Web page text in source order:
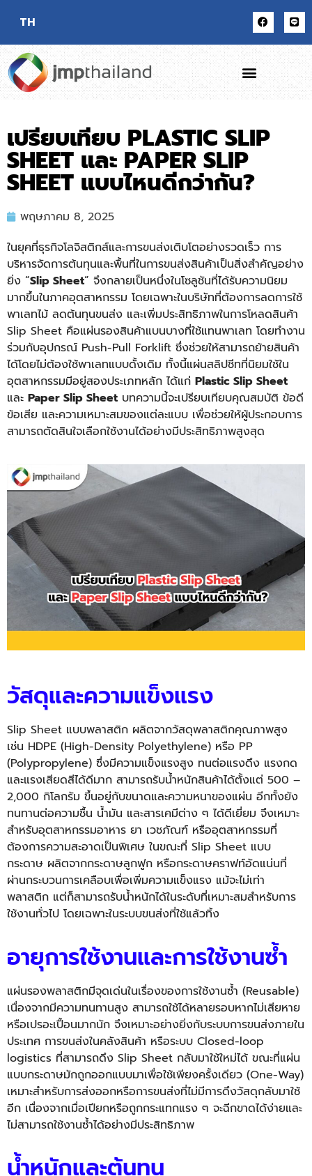
TH
เปรียบเทียบ PLASTIC SLIP
SHEET และ PAPER SLIP
SHEET แบบไหนดีกว่ากัน?
พฤษภาคม 8, 2025
ในยุคที่ธุรกิจโลจิสติกส์และการขนส่งเติบโตอย่างรวดเร็ว การ
บริหารจัดการต้นทุนและพื้นที่ในการขนส่งสินค้าเป็นสิ่งสำคัญอย่าง
ยิ่ง “Slip Sheet” จึงกลายเป็นหนึ่งในโซลูชันที่ได้รับความนิยม
มากขึ้นในภาคอุตสาหกรรม โดยเฉพาะในบริษัทที่ต้องการลดการใช้
พาเลทไม้ ลดต้นทุนขนส่ง และเพิ่มประสิทธิภาพในการโหลดสินค้า
Slip Sheet คือแผ่นรองสินค้าแบนบางที่ใช้แทนพาเลท โดยทำงาน
ร่วมกับอุปกรณ์ Push-Pull Forklift ซึ่งช่วยให้สามารถย้ายสินค้า
ได้โดยไม่ต้องใช้พาเลทแบบดั้งเดิม ทั้งนี้แผ่นสลิปชีทที่นิยมใช้ใน
อุตสาหกรรมมีอยู่สองประเภทหลัก ได้แก่ Plastic Slip Sheet
และ Paper Slip Sheet บทความนี้จะเปรียบเทียบคุณสมบัติ ข้อดี
ข้อเสีย และความเหมาะสมของแต่ละแบบ เพื่อช่วยให้ผู้ประกอบการ
สามารถตัดสินใจเลือกใช้งานได้อย่างมีประสิทธิภาพสูงสุด
วัสดุและความแข็งแรง
Slip Sheet แบบพลาสติก ผลิตจากวัสดุพลาสติกคุณภาพสูง
เช่น HDPE (High-Density Polyethylene) หรือ PP
(Polypropylene) ซึ่งมีความแข็งแรงสูง ทนต่อแรงดึง แรงกด
และแรงเสียดสีได้ดีมาก สามารถรับน้ำหนักสินค้าได้ตั้งแต่ 500 –
2,000 กิโลกรัม ขึ้นอยู่กับขนาดและความหนาของแผ่น อีกทั้งยัง
ทนทานต่อความชื้น น้ำมัน และสารเคมีต่าง ๆ ได้ดีเยี่ยม จึงเหมาะ
สำหรับอุตสาหกรรมอาหาร ยา เวชภัณฑ์ หรืออุตสาหกรรมที่
ต้องการความสะอาดเป็นพิเศษ ในขณะที่ Slip Sheet แบบ
กระดาษ ผลิตจากกระดาษลูกฟูก หรือกระดาษคราฟท์อัดแน่นที่
ผ่านกระบวนการเคลือบเพื่อเพิ่มความแข็งแรง แม้จะไม่เท่า
พลาสติก แต่ก็สามารถรับน้ำหนักได้ในระดับที่เหมาะสมสำหรับการ
ใช้งานทั่วไป โดยเฉพาะในระบบขนส่งที่ใช้แล้วทิ้ง
อายุการใช้งานและการใช้งานซ้ำ
แผ่นรองพลาสติกมีจุดเด่นในเรื่องของการใช้งานซ้ำ (Reusable)
เนื่องจากมีความทนทานสูง สามารถใช้ได้หลายรอบหากไม่เสียหาย
หรือเปรอะเปื้อนมากนัก จึงเหมาะอย่างยิ่งกับระบบการขนส่งภายใน
ประเทศ การขนส่งในคลังสินค้า หรือระบบ Closed-loop
logistics ที่สามารถดึง Slip Sheet กลับมาใช้ใหม่ได้ ขณะที่แผ่น
แบบกระดาษมักถูกออกแบบมาเพื่อใช้เพียงครั้งเดียว (One-Way)
เหมาะสำหรับการส่งออกหรือการขนส่งที่ไม่มีการดึงวัสดุกลับมาใช้
อีก เนื่องจากเมื่อเปียกหรือถูกกระแทกแรง ๆ จะฉีกขาดได้ง่ายและ
ไม่สามารถใช้งานซ้ำได้อย่างมีประสิทธิภาพ
น้ำหนักและต้นทุน